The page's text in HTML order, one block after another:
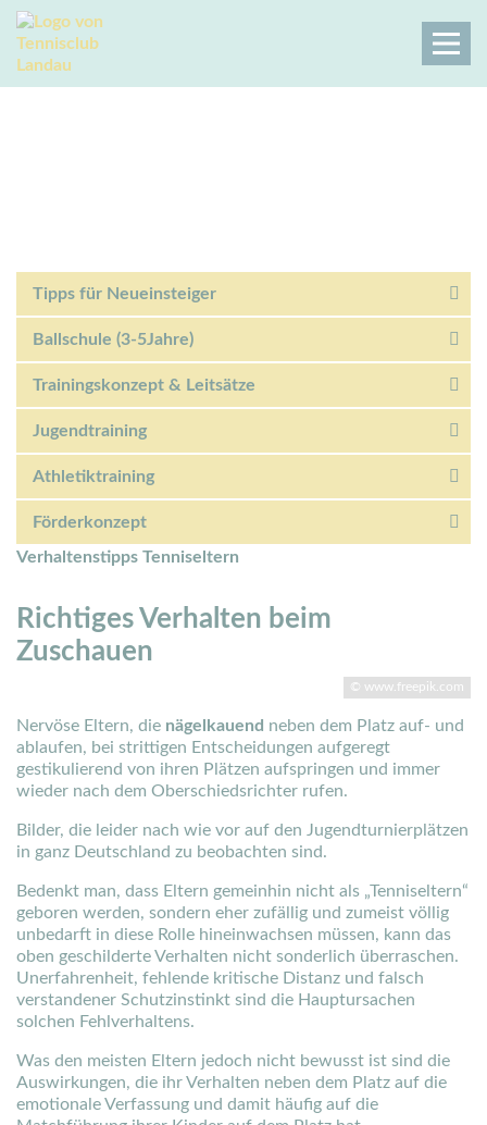
Tipps für Neueinsteiger
Ballschule (3-5Jahre)
Trainingskonzept & Leitsätze
Jugendtraining
Athletiktraining
Förderkonzept
Verhaltenstipps Tenniseltern
Richtiges Verhalten beim
Zuschauen
© www.freepik.com
Nervöse Eltern, die nägelkauend neben dem Platz auf- und
ablaufen, bei strittigen Entscheidungen aufgeregt
gestikulierend von ihren Plätzen aufspringen und immer
wieder nach dem Oberschiedsrichter rufen.
Bilder, die leider nach wie vor auf den Jugendturnierplätzen
in ganz Deutschland zu beobachten sind.
Bedenkt man, dass Eltern gemeinhin nicht als „Tenniseltern“
geboren werden, sondern eher zufällig und zumeist völlig
unbedarft in diese Rolle hineinwachsen müssen, kann das
oben geschilderte Verhalten nicht sonderlich überraschen.
Unerfahrenheit, fehlende kritische Distanz und falsch
verstandener Schutzinstinkt sind die Hauptursachen
solchen Fehlverhaltens.
Was den meisten Eltern jedoch nicht bewusst ist sind die
Auswirkungen, die ihr Verhalten neben dem Platz auf die
emotionale Verfassung und damit häufig auf die